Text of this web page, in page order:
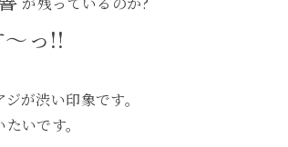
っ!!
が渋い印象です。
いです。